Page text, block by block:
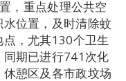
，重点处理公共空
位置，及时清除蚊
，尤其130个卫生
期已进行741次化
憩区及各市政坟场